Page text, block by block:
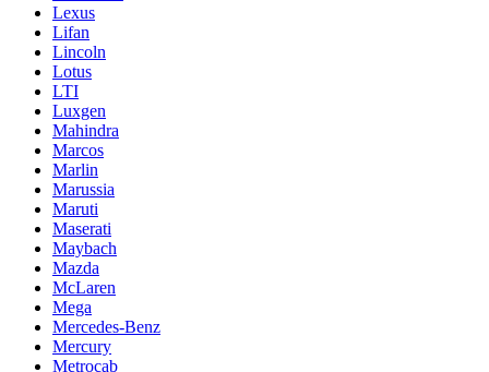
Lexus
Lifan
Lincoln
Lotus
LTI
Luxgen
Mahindra
Marcos
Marlin
Marussia
Maruti
Maserati
Maybach
Mazda
McLaren
Mega
Mercedes-Benz
Mercury
Metrocab